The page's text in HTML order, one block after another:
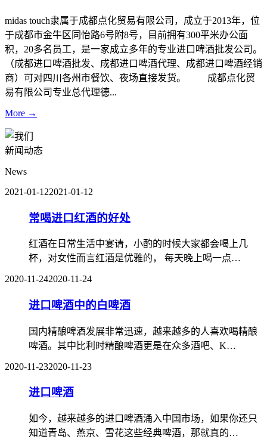
midas touch隶属于成都点化贸易有限公司，成立于2013年，位
于成都市金牛区同怡路6号附8号，目前拥有300平米办公面
积，20多名员工，是一家成立多年的专业进口啤酒批发公司。
（成都进口啤酒批发、成都进口啤酒代理、成都进口啤酒经销
商）可对四川各州市餐饮、夜场直接发货。 成都点化贸
易有限公司专业总代理德...
More →
新闻动态
News
2021-01-122021-01-12
常喝进口红酒的好处
红酒在日常生活中宴请，小酌的时候大家都会喝上几
杯，对女性而言红酒是优雅的， 每天晚上喝一点…
2020-11-242020-11-24
进口啤酒中的白啤酒
国内精酿啤酒发展非常迅速，越来越多的人喜欢喝精酿
啤酒。其中比利时精酿啤酒更是在众多酒吧、K…
2020-11-232020-11-23
进口啤酒
如今，越来越多的进口啤酒涌入中国市场，如果你还只
知道青岛、燕京、雪花这些经典啤酒，那就真的…